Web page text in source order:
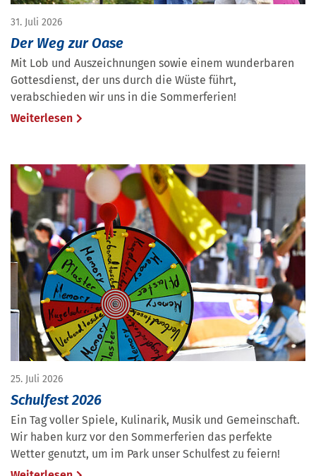
31. Juli 2026
Der Weg zur Oase
Mit Lob und Auszeichnungen sowie einem wunderbaren
Gottesdienst, der uns durch die Wüste führt,
verabschieden wir uns in die Sommerferien!
Weiterlesen
25. Juli 2026
Schulfest 2026
Ein Tag voller Spiele, Kulinarik, Musik und Gemeinschaft.
Wir haben kurz vor den Sommerferien das perfekte
Wetter genutzt, um im Park unser Schulfest zu feiern!